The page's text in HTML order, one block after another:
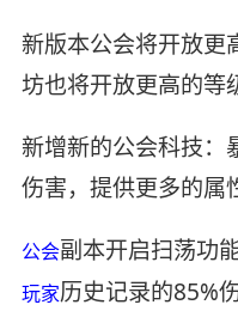
新版本公会将开放更
坊也将开放更高的等
新增新的公会科技：
伤害，提供更多的属
公会副本开启扫荡功
玩家历史记录的85%